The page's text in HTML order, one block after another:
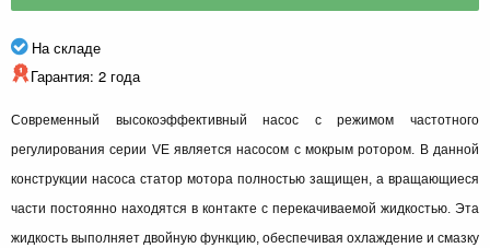
На складе
Гарантия: 2 года
Современный высокоэффективный насос с режимом частотного
регулирования серии VE является насосом с мокрым ротором. В данной
конструкции насоса статор мотора полностью защищен, а вращающиеся
части постоянно находятся в контакте с перекачиваемой жидкостью. Эта
жидкость выполняет двойную функцию, обеспечивая охлаждение и смазку